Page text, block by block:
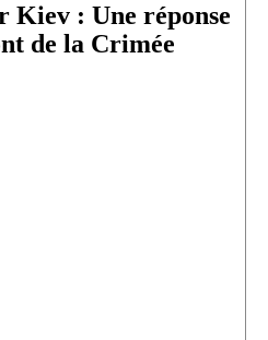
Kiev : Une réponse
de la Crimée